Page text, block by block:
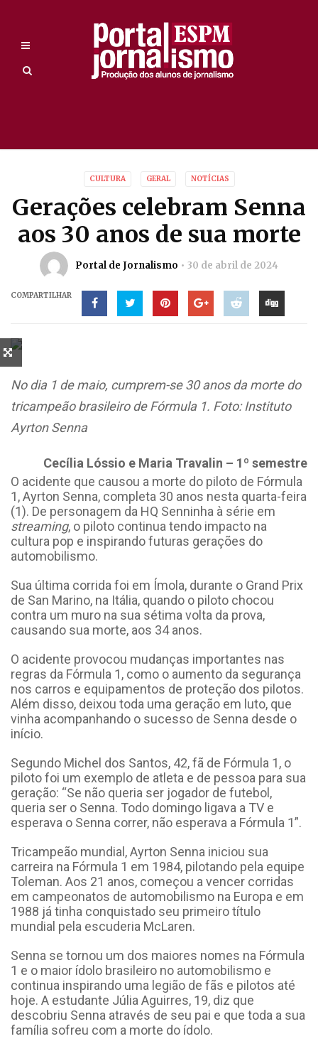
CULTURA GERAL NOTÍCIAS
Gerações celebram Senna
aos 30 anos de sua morte
Portal de Jornalismo 30 de abril de 2024
COMPARTILHAR
No dia 1 de maio, cumprem-se 30 anos da morte do
tricampeão brasileiro de Fórmula 1. Foto: Instituto
Ayrton Senna
Cecília Lóssio e Maria Travalin – 1º semestre
O acidente que causou a morte do piloto de Fórmula
1, Ayrton Senna, completa 30 anos nesta quarta-feira
(1). De personagem da HQ Senninha à série em
streaming, o piloto continua tendo impacto na
cultura pop e inspirando futuras gerações do
automobilismo.
Sua última corrida foi em Ímola, durante o Grand Prix
de San Marino, na Itália, quando o piloto chocou
contra um muro na sua sétima volta da prova,
causando sua morte, aos 34 anos.
O acidente provocou mudanças importantes nas
regras da Fórmula 1, como o aumento da segurança
nos carros e equipamentos de proteção dos pilotos.
Além disso, deixou toda uma geração em luto, que
vinha acompanhando o sucesso de Senna desde o
início.
Segundo Michel dos Santos, 42, fã de Fórmula 1, o
piloto foi um exemplo de atleta e de pessoa para sua
geração: “Se não queria ser jogador de futebol,
queria ser o Senna. Todo domingo ligava a TV e
esperava o Senna correr, não esperava a Fórmula 1”.
Tricampeão mundial, Ayrton Senna iniciou sua
carreira na Fórmula 1 em 1984, pilotando pela equipe
Toleman. Aos 21 anos, começou a vencer corridas
em campeonatos de automobilismo na Europa e em
1988 já tinha conquistado seu primeiro título
mundial pela escuderia McLaren.
Senna se tornou um dos maiores nomes na Fórmula
1 e o maior ídolo brasileiro no automobilismo e
continua inspirando uma legião de fãs e pilotos até
hoje. A estudante Júlia Aguirres, 19, diz que
descobriu Senna através de seu pai e que toda a sua
família sofreu com a morte do ídolo.